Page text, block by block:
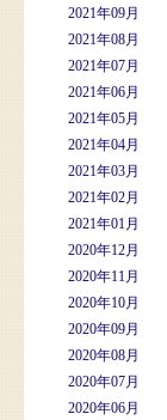
2021年09月
2021年08月
2021年07月
2021年06月
2021年05月
2021年04月
2021年03月
2021年02月
2021年01月
2020年12月
2020年11月
2020年10月
2020年09月
2020年08月
2020年07月
2020年06月